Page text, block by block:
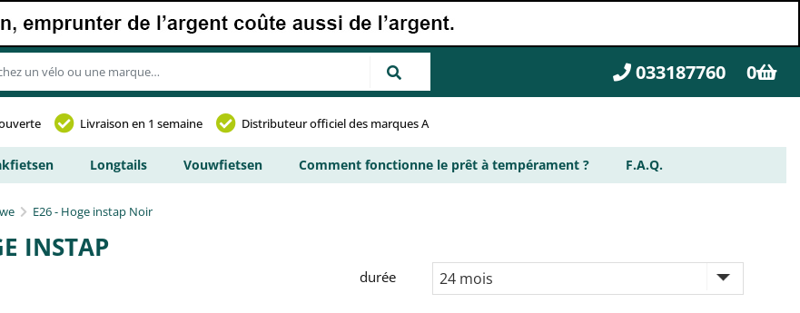
033187760 0
Livraison en 1 semaine Distributeur officiel des marques A
Longtails Vouwfietsen Comment fonctionne le prêt à tempérament ? F.A.Q.
E26 - Hoge instap Noir
INSTAP
durée